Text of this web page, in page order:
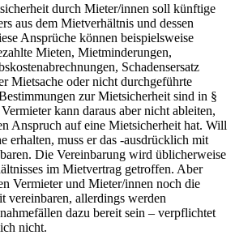
durch Mieter/innen soll künftige
aus dem Mietverhältnis und dessen
Ansprüche können beispielsweise
Mieten, Mietminderungen,
Schadensersatz
Mietsache oder nicht durchgeführte
zur Mietsicherheit sind in §
kann daraus aber nicht ableiten,
Anspruch auf eine Mietsicherheit hat. Will
erhalten, muss er das -ausdrücklich mit
Die Vereinbarung wird üblicherweise
im Mietvertrag getroffen. Aber
Vermieter und Mieter/innen noch die
vereinbaren, allerdings werden
dazu bereit sein – verpflichtet
nicht.